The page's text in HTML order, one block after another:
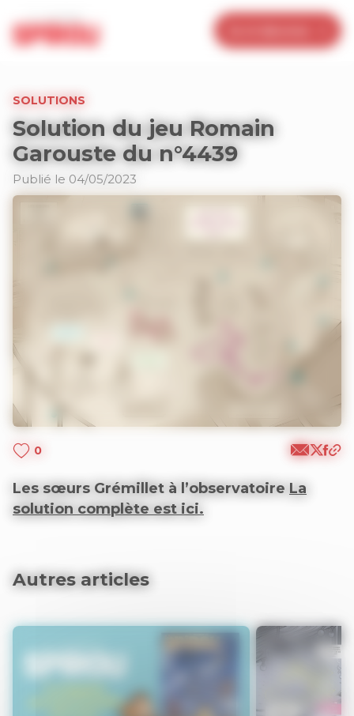
SOLUTIONS
Solution du jeu Romain
Garouste du n°4439
Publié le 04/05/2023
0
Les sœurs Grémillet à l’observatoire La
solution complète est ici.
Autres articles